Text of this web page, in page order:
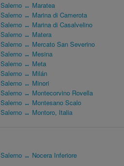
↔ Maratea
↔ Marina di Camerota
↔ Marina di Casalvelino
↔ Matera
↔ Mercato San Severino
↔ Mesina
↔ Meta
↔ Milán
↔ Minori
↔ Montecorvino Rovella
↔ Montesano Scalo
↔ Montoro, Italia
↔ Nocera Inferiore